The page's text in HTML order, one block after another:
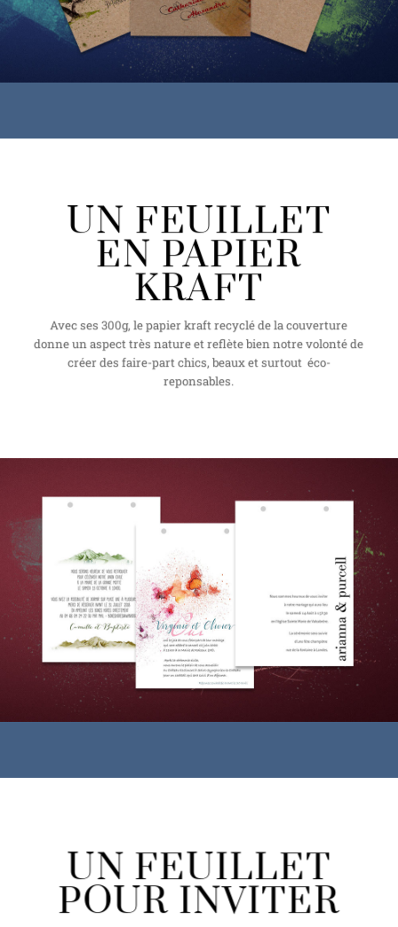
UN FEUILLET
EN PAPIER
KRAFT
Avec ses 300g, le papier kraft recyclé de la couverture
donne un aspect très nature et reflète bien notre volonté de
créer des faire-part chics, beaux et surtout éco-
reponsables.
UN FEUILLET
POUR INVITER